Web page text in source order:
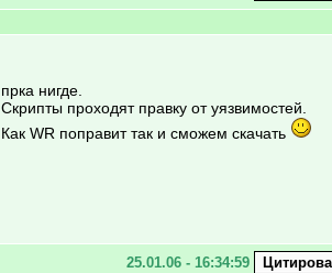
прка нигде.
Скрипты проходят правку от уязвимостей.
Как WR поправит так и сможем скачать
25.01.06 - 16:34:59